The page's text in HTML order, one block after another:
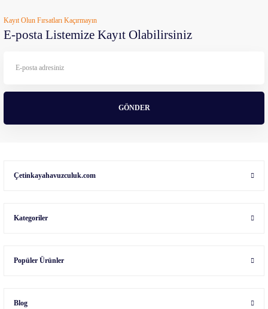
Kayıt Olun Fırsatları Kaçırmayın
E-posta Listemize Kayıt Olabilirsiniz
GÖNDER
Çetinkayahavuzculuk.com
Kategoriler
Popüler Ürünler
Blog